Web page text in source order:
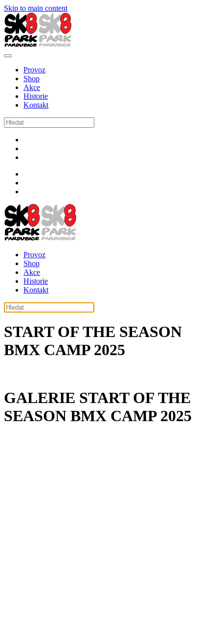
Skip to main content
Provoz
Shop
Akce
Historie
Kontakt
Provoz
Shop
Akce
Historie
Kontakt
START OF THE SEASON
BMX CAMP 2025
GALERIE START OF THE
SEASON BMX CAMP 2025